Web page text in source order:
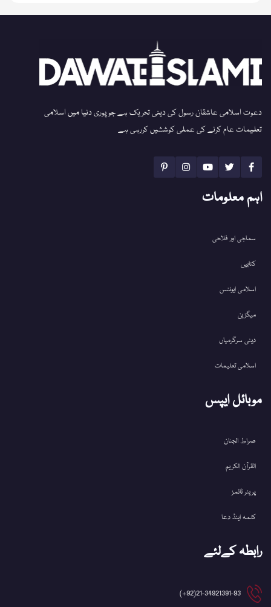
دعوت اسلامی عاشقان رسول کی دینی تحریک ہے جو پوری دنیا میں اسلامی
تعلیمات عام کرنے کی عملی کوششیں کررہی ہے
اہم معلومات
سماجی اور فلاحی
کتابیں
اسلامی ایونٹس
میگزین
دینی سرگرمیاں
اسلامی تعلیمات
موبائل ایپس
صراط الجنان
القرآن الکریم
پریئر ٹائمز
کلمہ اینڈ دعا
رابطہ کےلئے
21-34921391-93(92+)